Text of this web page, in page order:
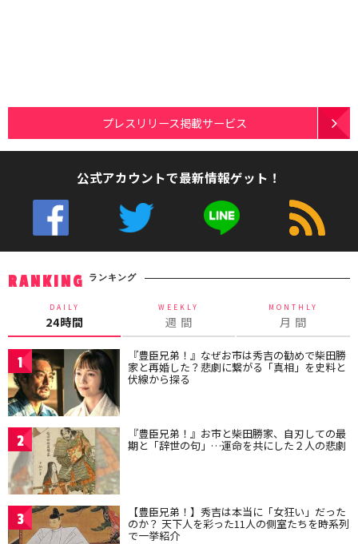
プレスリリース掲載サービス
公式アカウントで最新情報ゲット！
RANKING ランキング
DAILY
24時間
WEEKLY
週 間
MONTHLY
月 間
1 『豊臣兄弟！』なぜお市は秀吉の勧めで柴田勝
家と再婚した？悲劇に繋がる「真相」を史料と
伏線から探る
2 『豊臣兄弟！』お市と柴田勝家、自刃しての最
期と「辞世の句」…運命を共にした２人の悲劇
3 【豊臣兄弟！】秀吉は本当に「女狂い」だった
のか？ 天下人を彩った11人の側室たちを時系列
で一挙紹介